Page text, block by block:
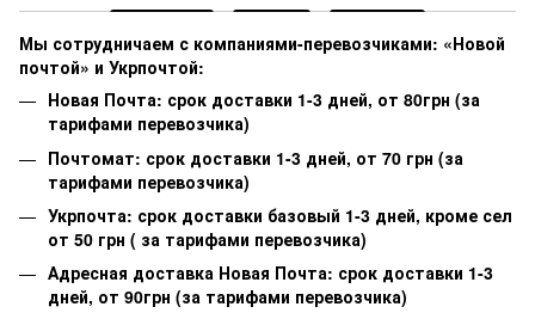
Мы сотрудничаем с компаниями-перевозчиками: «Новой
почтой» и Укрпочтой:
Новая Почта: срок доставки 1-3 дней, от 80грн (за
тарифами перевозчика)
Почтомат: срок доставки 1-3 дней, от 70 грн (за
тарифами перевозчика)
Укрпочта: срок доставки базовый 1-3 дней, кроме сел
от 50 грн ( за тарифами перевозчика)
Адресная доставка Новая Почта: срок доставки 1-3
дней, от 90грн (за тарифами перевозчика)